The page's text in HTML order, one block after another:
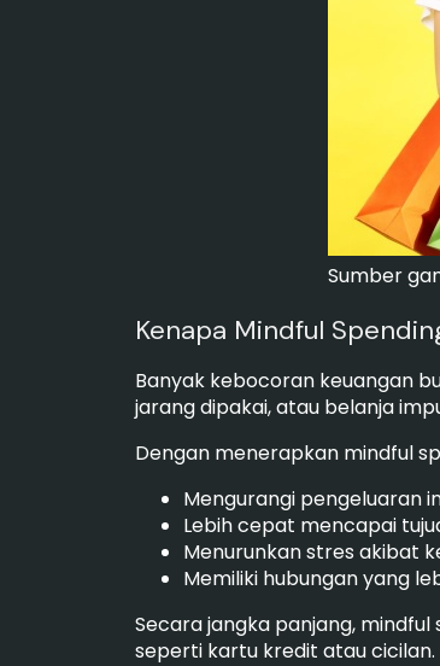
Sumber
Kenapa Mindful
Banyak kebocoran keuangan
jarang dipakai, atau belanja
Dengan menerapkan mindful
Mengurangi pengeluaran
Lebih cepat mencapai
Menurunkan stres akibat
Memiliki hubungan yang
Secara jangka panjang,
seperti kartu kredit atau cicilan.